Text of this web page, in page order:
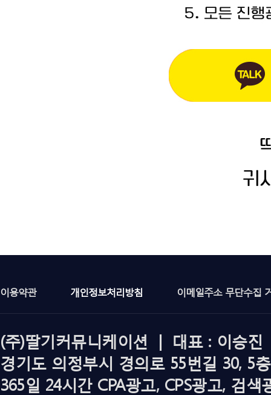
이용약관 개인정보처리방침 이메일주소 무단수집
(주)딸기커뮤니케이션 | 대표 : 이승
경기도 의정부시 경의로 55번길 30, 5
365일 24시간 CPA광고, CPS광고, 검